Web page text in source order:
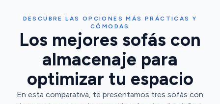
DESCUBRE LAS OPCIONES MÁS PRÁCTICAS Y
CÓMODAS
Los mejores sofás con
almacenaje para
optimizar tu espacio
En esta comparativa, te presentamos tres sofás con